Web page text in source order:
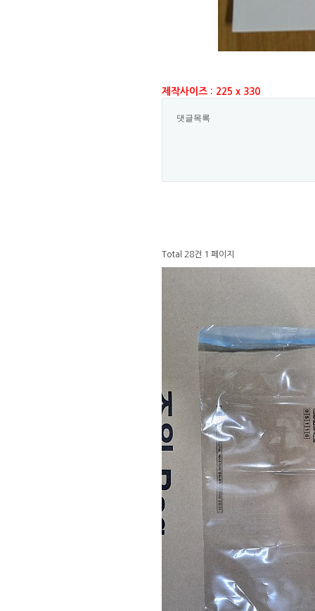
제작사이즈 : 225 x 330
댓글목록
Total 28건 1 페이지